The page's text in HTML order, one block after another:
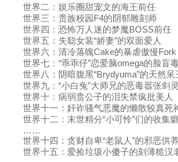
世界二：娱乐圈甜宠文的海王前任
世界三：贵族校园F4的阴郁雕刻师
世界四：恐怖万人迷的梦魔BOSS前任
世界五：失聪女装“娇妻”的双面爱人
世界六：清冷落魄Cake的暴虐傲慢Fork
世界七：“乖乖仔”恋爱脑omega的脸盲
世界八：阴暗腹黑“Brydyuma”的天然呆
世界九：“小白兔”大师兄的恶毒嚣张剑灵
世界十：病弱贵公子的泪失禁疯批美人
世界十一：奸诈骚气恶魔的懒散较真死
世界十二：末世精分“小可怜”们的收集
……
世界十四：贪财自卑“老鼠人”的邪恶供
世界十五：爱捡垃圾小傻子的刻薄糙汉